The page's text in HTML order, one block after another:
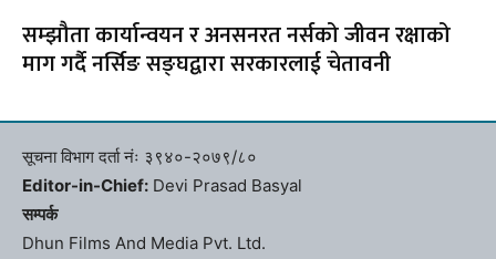
सम्झौता कार्यान्वयन र अनसनरत नर्सको जीवन रक्षाको
माग गर्दै नर्सिङ सङ्घद्वारा सरकारलाई चेतावनी
सूचना विभाग दर्ता नंः ३९४०-२०७९/८०
Editor-in-Chief: Devi Prasad Basyal
सम्पर्क
Dhun Films And Media Pvt. Ltd.